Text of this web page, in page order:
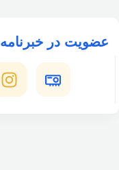
عضویت در خبرنامه